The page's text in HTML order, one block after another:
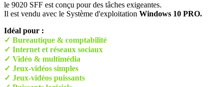
le 9020 SFF est conçu pour des tâches exigeantes.
Il est vendu avec le Système d'exploitation Windows 10 PRO.
Idéal pour :
✓ Bureautique & comptabilité
✓ Internet et réseaux sociaux
✓ Vidéo & multimédia
✓ Jeux-vidéos simples
✓ Jeux-vidéos puissants